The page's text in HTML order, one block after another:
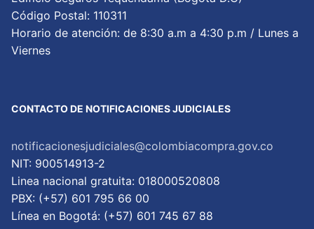
Código Postal: 110311
Horario de atención: de 8:30 a.m a 4:30 p.m / Lunes a
Viernes
CONTACTO DE NOTIFICACIONES JUDICIALES
notificacionesjudiciales@colombiacompra.gov.co
NIT: 900514913-2
Linea nacional gratuita: 018000520808
PBX: (+57) 601 795 66 00
Lí­nea en Bogotá: (+57) 601 745 67 88